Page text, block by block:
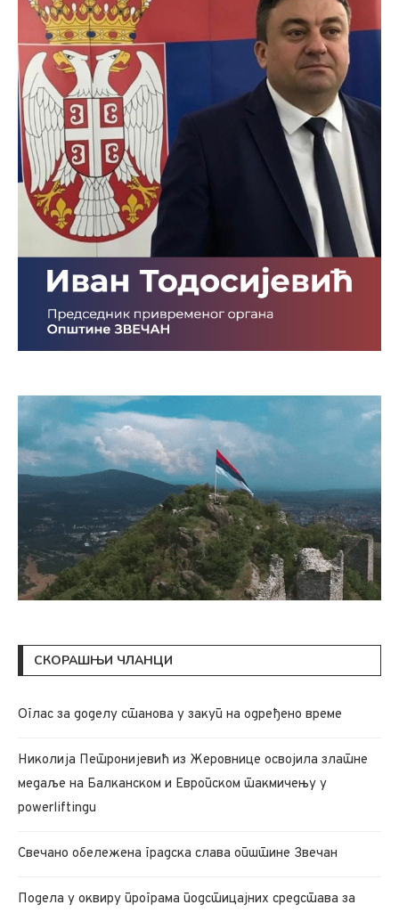
СКОРАШЊИ ЧЛАНЦИ
Oглас за доделу станова у закуп на одређено време
Николија Петронијевић из Жеровнице освојила златне
медаље на Балканском и Европском такмичењу у
powerliftingu
Свечано обележена градска слава општине Звечан
Подела у оквиру програма подстицајних средстава за